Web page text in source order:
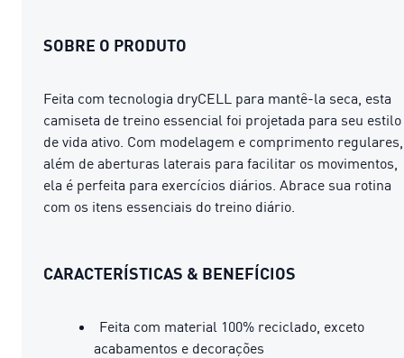
SOBRE O PRODUTO
Feita com tecnologia dryCELL para mantê-la seca, esta
camiseta de treino essencial foi projetada para seu estilo
de vida ativo. Com modelagem e comprimento regulares,
além de aberturas laterais para facilitar os movimentos,
ela é perfeita para exercícios diários. Abrace sua rotina
com os itens essenciais do treino diário.
CARACTERÍSTICAS & BENEFÍCIOS
Feita com material 100% reciclado, exceto
acabamentos e decorações